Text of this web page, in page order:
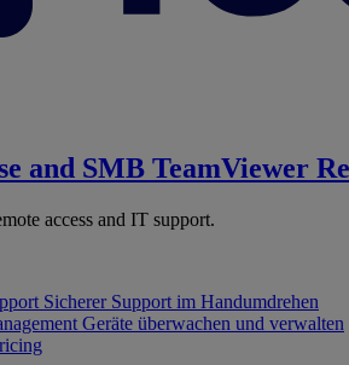
and SMB TeamViewer
access and IT support.
Sicherer Support im Handumdrehen
Geräte überwachen und verwalten